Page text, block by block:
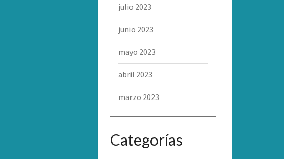
julio 2023
junio 2023
mayo 2023
abril 2023
marzo 2023
Categorías